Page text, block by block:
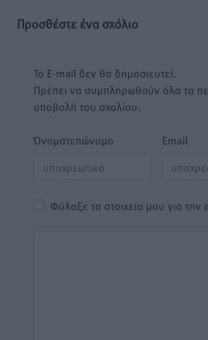
Προσθέστε ένα σχόλιο
Το E-mail δεν θα δημοσιευτεί.
Πρέπει να συμπληρωθούν όλα τα
υποβολή του σχολίου.
Όνοματεπώνυμο Email
Φύλαξε τα στοιχεία μου για